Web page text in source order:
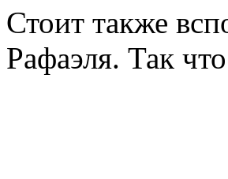
Стоит также
Рафаэля. Так